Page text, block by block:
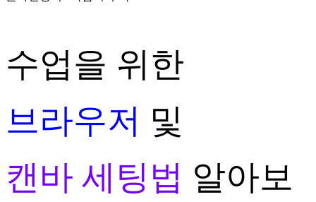
수업을 위한
브라우저 및
캔바 세팅법 알아보